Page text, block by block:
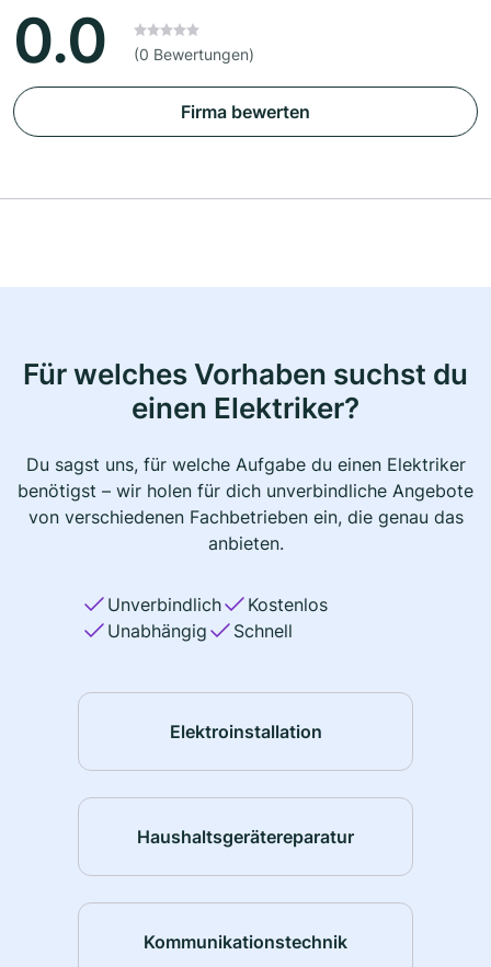
0.0 (0 Bewertungen)
Firma bewerten
Für welches Vorhaben suchst du
einen Elektriker?
Du sagst uns, für welche Aufgabe du einen Elektriker
benötigst – wir holen für dich unverbindliche Angebote
von verschiedenen Fachbetrieben ein, die genau das
anbieten.
Unverbindlich
Kostenlos
Unabhängig
Schnell
Elektroinstallation
Haushaltsgerätereparatur
Kommunikationstechnik